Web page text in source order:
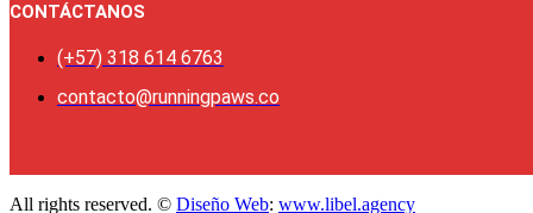
CONTÁCTANOS
(+57) 318 614 6763
contacto@runningpaws.co
All rights reserved. © Diseño Web: www.libel.agency